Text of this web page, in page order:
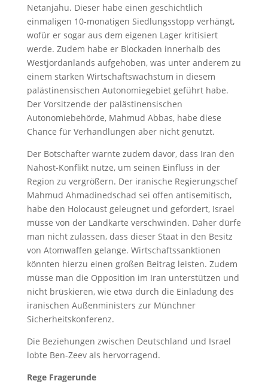
Netanjahu. Dieser habe einen geschichtlich
einmaligen 10-monatigen Siedlungsstopp verhängt,
wofür er sogar aus dem eigenen Lager kritisiert
werde. Zudem habe er Blockaden innerhalb des
Westjordanlands aufgehoben, was unter anderem zu
einem starken Wirtschaftswachstum in diesem
palästinensischen Autonomiegebiet geführt habe.
Der Vorsitzende der palästinensischen
Autonomiebehörde, Mahmud Abbas, habe diese
Chance für Verhandlungen aber nicht genutzt.
Der Botschafter warnte zudem davor, dass Iran den
Nahost-Konflikt nutze, um seinen Einfluss in der
Region zu vergrößern. Der iranische Regierungschef
Mahmud Ahmadinedschad sei offen antisemitisch,
habe den Holocaust geleugnet und gefordert, Israel
müsse von der Landkarte verschwinden. Daher dürfe
man nicht zulassen, dass dieser Staat in den Besitz
von Atomwaffen gelange. Wirtschaftssanktionen
könnten hierzu einen großen Beitrag leisten. Zudem
müsse man die Opposition im Iran unterstützen und
nicht brüskieren, wie etwa durch die Einladung des
iranischen Außenministers zur Münchner
Sicherheitskonferenz.
Die Beziehungen zwischen Deutschland und Israel
lobte Ben-Zeev als hervorragend.
Rege Fragerunde